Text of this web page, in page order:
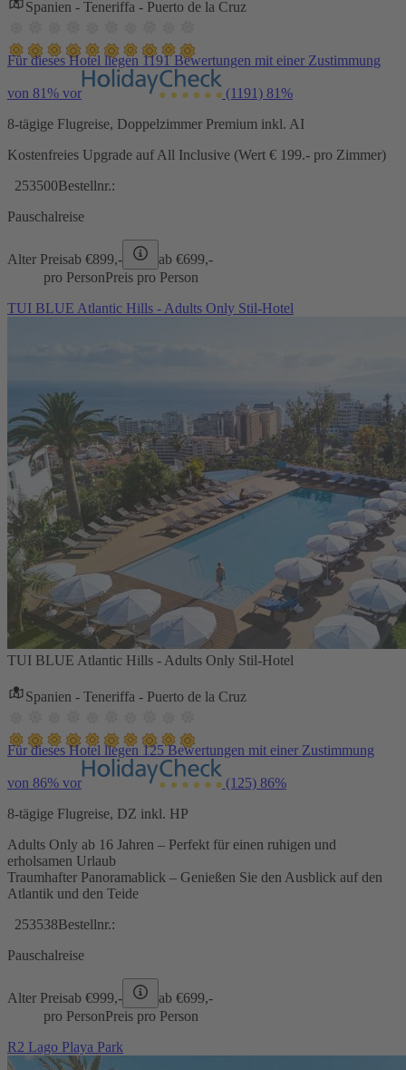
Spanien - Teneriffa - Puerto de la Cruz
Für dieses Hotel liegen 1191 Bewertungen mit einer Zustimmung
von 81% vor (1191) 81%
8-tägige Flugreise, Doppelzimmer Premium inkl. AI
Kostenfreies Upgrade auf All Inclusive (Wert € 199.- pro Zimmer)
253500Bestellnr.:
Pauschalreise
Alter Preisab €899,- ab €699,-
pro PersonPreis pro Person
TUI BLUE Atlantic Hills - Adults Only Stil-Hotel
TUI BLUE Atlantic Hills - Adults Only Stil-Hotel
Spanien - Teneriffa - Puerto de la Cruz
Für dieses Hotel liegen 125 Bewertungen mit einer Zustimmung
von 86% vor (125) 86%
8-tägige Flugreise, DZ inkl. HP
Adults Only ab 16 Jahren – Perfekt für einen ruhigen und
erholsamen Urlaub
Traumhafter Panoramablick – Genießen Sie den Ausblick auf den
Atlantik und den Teide
253538Bestellnr.:
Pauschalreise
Alter Preisab €999,- ab €699,-
pro PersonPreis pro Person
R2 Lago Playa Park